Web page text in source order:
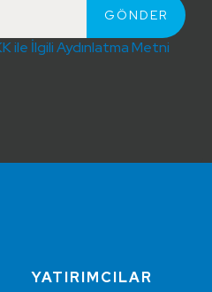
ile İlgili Aydınlatma Metni
YATIRIMCILAR